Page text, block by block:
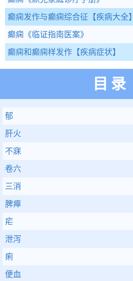
癫痫发作与癫痫综合征 【疾病大全】
癫痫 《临证指南医案》
癫痫和癫痫样发作 【疾病症状】
目录
郁
肝火
不寐
卷六
三消
脾瘅
疟
泄泻
痢
便血